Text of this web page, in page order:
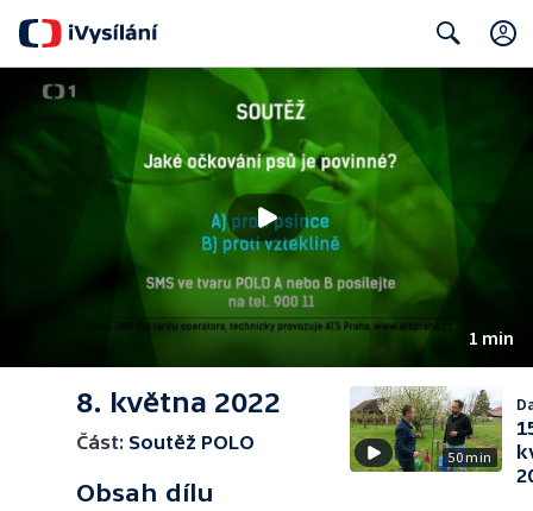
1 min
8. května 2022
Část: Soutěž POLO
Obsah dílu
50 min